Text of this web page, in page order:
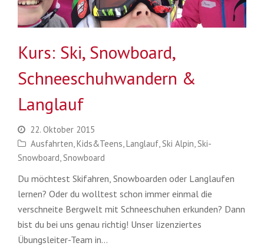
Kurs: Ski, Snowboard,
Schneeschuhwandern &
Langlauf
22. Oktober 2015
Ausfahrten,Kids&Teens,Langlauf,Ski Alpin,Ski-
Snowboard,Snowboard
Du möchtest Skifahren, Snowboarden oder Langlaufen
lernen? Oder du wolltest schon immer einmal die
verschneite Bergwelt mit Schneeschuhen erkunden? Dann
bist du bei uns genau richtig! Unser lizenziertes
Übungsleiter-Team in…